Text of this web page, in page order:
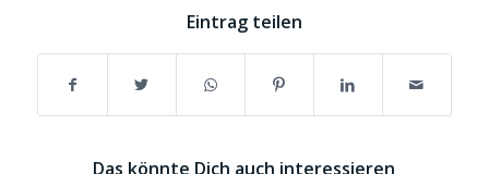
Eintrag teilen
Das könnte Dich auch interessieren